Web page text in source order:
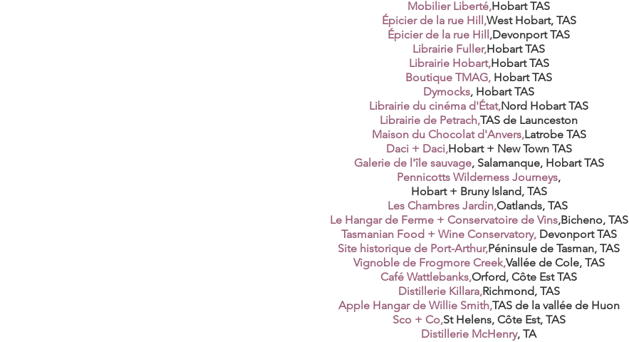
Mobilier Liberté,Hobart TAS
Épicier de la rue Hill,West Hobart, TAS
Épicier de la rue Hill ,Devonport TAS
Librairie Fuller,Hobart TAS
Librairie Hobart,Hobart TAS
Boutique TMAG, Hobart TAS
Dymocks, Hobart TAS
Librairie du cinéma d'État,Nord Hobart TAS
Librairie de Petrach,TAS de Launceston
Maison du Chocolat d'Anvers,Latrobe TAS
Daci + Daci,Hobart + New Town TAS
Galerie de l'île sauvage, Salamanque, Hobart TAS
Pennicotts Wilderness Journeys,
Hobart + Bruny Island, TAS
Les Chambres Jardin,Oatlands, TAS
Le Hangar de Ferme + Conservatoire de Vins,Bicheno, TAS
Tasmanian Food + Wine Conservatory, Devonport TAS
Site historique de Port-Arthur,Péninsule de Tasman, TAS
Vignoble de Frogmore Creek,Vallée de Cole, TAS
Café Wattlebanks,Orford, Côte Est TAS
Distillerie Killara,Richmond, TAS
Apple Hangar de Willie Smith,TAS de la vallée de Huon
Sco + Co,St Helens, Côte Est, TAS
Distillerie McHenry, TA